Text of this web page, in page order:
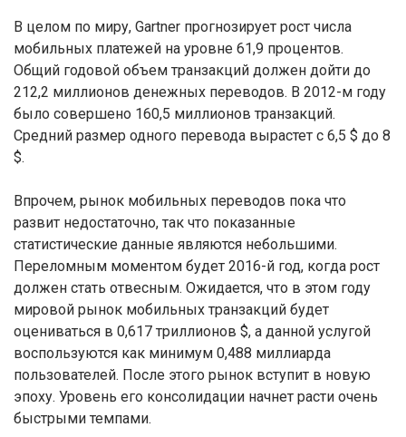
В целом по миру, Gartner прогнозирует рост числа
мобильных платежей на уровне 61,9 процентов.
Общий годовой объем транзакций должен дойти до
212,2 миллионов денежных переводов. В 2012-м году
было совершено 160,5 миллионов транзакций.
Средний размер одного перевода вырастет с 6,5 $ до 8
$.
Впрочем, рынок мобильных переводов пока что
развит недостаточно, так что показанные
статистические данные являются небольшими.
Переломным моментом будет 2016-й год, когда рост
должен стать отвесным. Ожидается, что в этом году
мировой рынок мобильных транзакций будет
оцениваться в 0,617 триллионов $, а данной услугой
воспользуются как минимум 0,488 миллиарда
пользователей. После этого рынок вступит в новую
эпоху. Уровень его консолидации начнет расти очень
быстрыми темпами.